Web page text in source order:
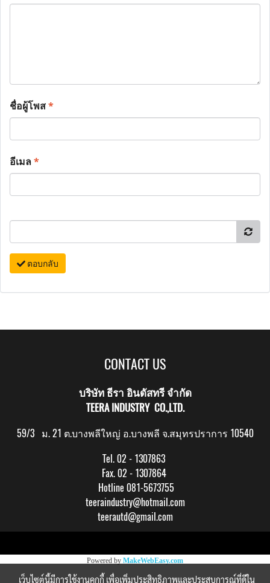
ชื่อผู้โพส*
อีเมล*
ตอบกลับ
CONTACT US
บริษัท ธีรา อินดัสทรี จำกัด
TEERA INDUSTRY CO.,LTD.
59/3 ม. 21 ต.บางพลีใหญ่ อ.บางพลี จ.สมุทรปราการ 10540
Tel. 02 - 1307863
Fax. 02 - 1307864
Hotline 081-5673755
teeraindustry@hotmail.com
teerautd@gmail.com
Powered by MakeWebEasy.com
เว็บไซต์นี้มีการใช้งานคุกกี้ เพื่อเพิ่มประสิทธิภาพและประสบการณ์ที่ดีใน